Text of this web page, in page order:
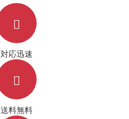
対応迅速
送料無料